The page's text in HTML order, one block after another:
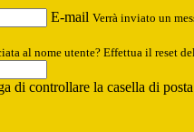
E-mail Verrà inviato un
al nome utente? Effettua il reset
di controllare la casella di